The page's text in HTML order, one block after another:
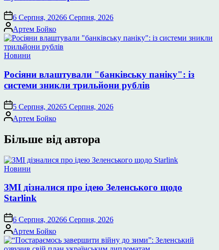
6 Серпня, 20266 Серпня, 2026
Опубліковано
Артем Бойко
Опублікувати
Новини
Росіяни влаштували "банківську паніку": із
системи зникли трильйони рублів
5 Серпня, 20265 Серпня, 2026
Опубліковано
Артем Бойко
Більше від автора
Опублікувати
Новини
ЗМІ дізналися про ідею Зеленського щодо
Starlink
6 Серпня, 20266 Серпня, 2026
Опубліковано
Артем Бойко